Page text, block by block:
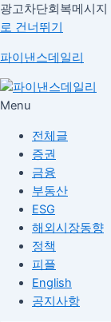
광고차단회복메시지
로 건너뛰기
파이낸스데일리
Menu
전체글
증권
금융
부동산
ESG
해외시장동향
정책
피플
English
공지사항